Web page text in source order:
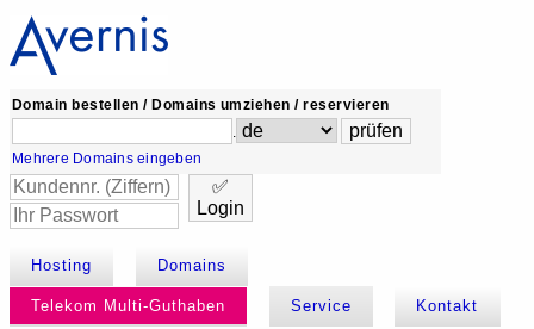
Domain bestellen / Domains umziehen / reservieren
.
Mehrere Domains eingeben
✅
Login
Hosting Domains
Telekom Multi-Guthaben Service Kontakt